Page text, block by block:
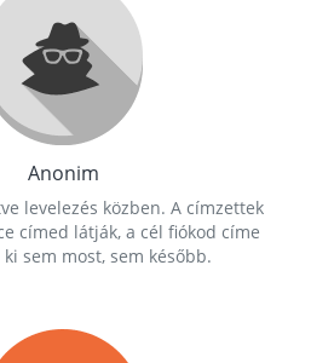
Anonim
levelezés közben. A címzettek
címed látják, a cél fiókod címe
sem most, sem később.